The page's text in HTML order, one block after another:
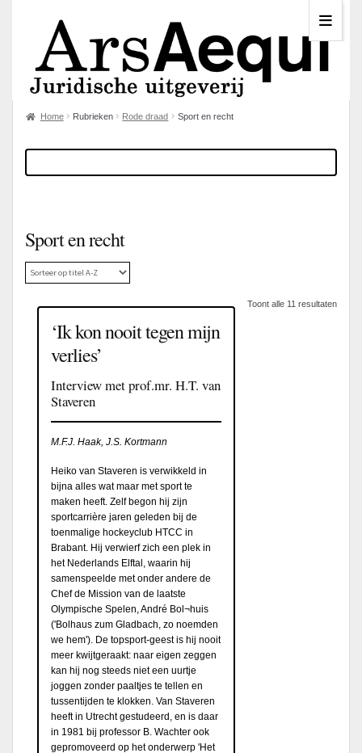
Home Rubrieken Rode draad Sport en recht
Sport en recht
Toont alle 11 resultaten
‘Ik kon nooit tegen mijn
verlies’
Interview met prof.mr. H.T. van
Staveren
M.F.J. Haak, J.S. Kortmann
Heiko van Staveren is verwikkeld in
bijna alles wat maar met sport te
maken heeft. Zelf begon hij zijn
sportcarrière jaren geleden bij de
toenmalige hockeyclub HTCC in
Brabant. Hij verwierf zich een plek in
het Nederlands Elftal, waarin hij
samenspeelde met onder andere de
Chef de Mission van de laatste
Olympische Spelen, André Bol¬huis
('Bolhaus zum Gladbach, zo noemden
we hem'). De topsport-geest is hij nooit
meer kwijtgeraakt: naar eigen zeggen
kan hij nog steeds niet een uurtje
joggen zonder paaltjes te tellen en
tussentijden te klokken. Van Staveren
heeft in Utrecht gestudeerd, en is daar
in 1981 bij professor B. Wachter ook
gepromoveerd op het onderwerp 'Het